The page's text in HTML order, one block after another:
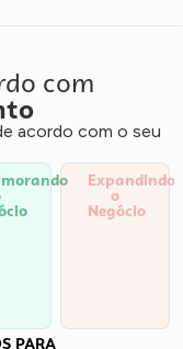
com
acordo com o seu
Expandindo
o
Negócio
PARA